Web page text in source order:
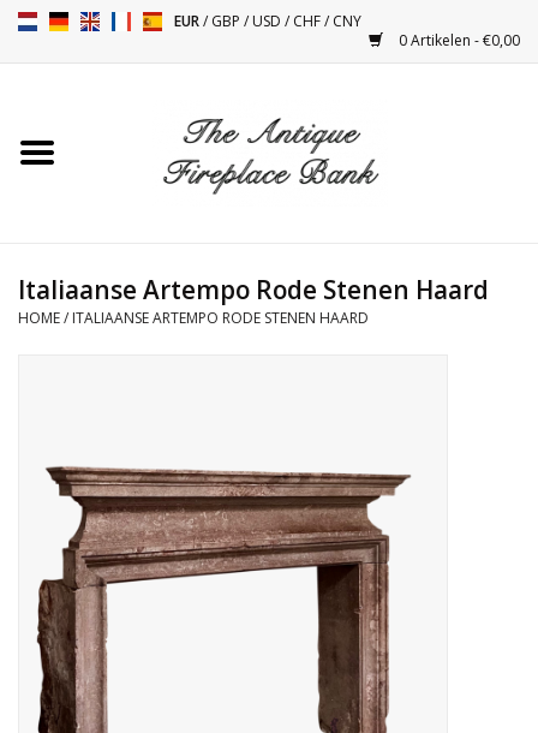
EUR/GBP /USD /CHF/CNY
0 Artikelen - €0,00
Toebehoren
Antiquiteiten en Vintage
Objecten
Decoratieve Outdoor
Objecten
Vloeren - Steen, Terra Cotta
& Marmer
Italiaanse Artempo Rode Stenen Haard
HOME/ ITALIAANSE ARTEMPO RODE STENEN HAARD